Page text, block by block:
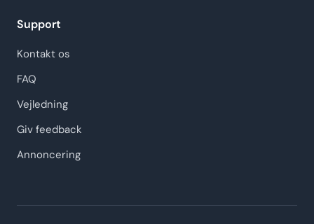
Support
Kontakt os
FAQ
Vejledning
Giv feedback
Annoncering